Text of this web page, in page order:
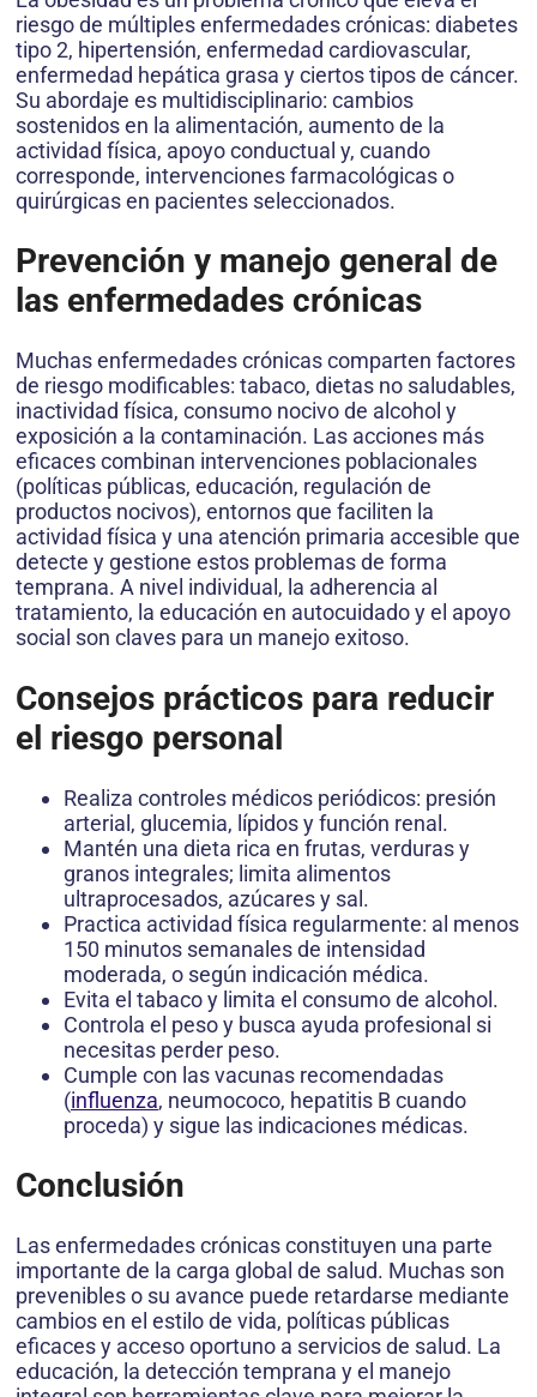
riesgo de múltiples enfermedades crónicas: diabetes
tipo 2, hipertensión, enfermedad cardiovascular,
enfermedad hepática grasa y ciertos tipos de cáncer.
Su abordaje es multidisciplinario: cambios
sostenidos en la alimentación, aumento de la
actividad física, apoyo conductual y, cuando
corresponde, intervenciones farmacológicas o
quirúrgicas en pacientes seleccionados.
Prevención y manejo general de
las enfermedades crónicas
Muchas enfermedades crónicas comparten factores
de riesgo modificables: tabaco, dietas no saludables,
inactividad física, consumo nocivo de alcohol y
exposición a la contaminación. Las acciones más
eficaces combinan intervenciones poblacionales
(políticas públicas, educación, regulación de
productos nocivos), entornos que faciliten la
actividad física y una atención primaria accesible que
detecte y gestione estos problemas de forma
temprana. A nivel individual, la adherencia al
tratamiento, la educación en autocuidado y el apoyo
social son claves para un manejo exitoso.
Consejos prácticos para reducir
el riesgo personal
Realiza controles médicos periódicos: presión
arterial, glucemia, lípidos y función renal.
Mantén una dieta rica en frutas, verduras y
granos integrales; limita alimentos
ultraprocesados, azúcares y sal.
Practica actividad física regularmente: al menos
150 minutos semanales de intensidad
moderada, o según indicación médica.
Evita el tabaco y limita el consumo de alcohol.
Controla el peso y busca ayuda profesional si
necesitas perder peso.
Cumple con las vacunas recomendadas
(influenza, neumococo, hepatitis B cuando
proceda) y sigue las indicaciones médicas.
Conclusión
Las enfermedades crónicas constituyen una parte
importante de la carga global de salud. Muchas son
prevenibles o su avance puede retardarse mediante
cambios en el estilo de vida, políticas públicas
eficaces y acceso oportuno a servicios de salud. La
educación, la detección temprana y el manejo